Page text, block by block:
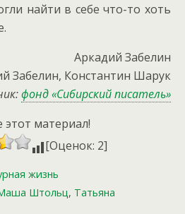
найти в себе что-то хоть
Аркадий Забелин
Забелин, Константин Шарук
фонд «Сибирский писатель»
материал!
[Оценок: 2]
жизнь
Штольц, Татьяна